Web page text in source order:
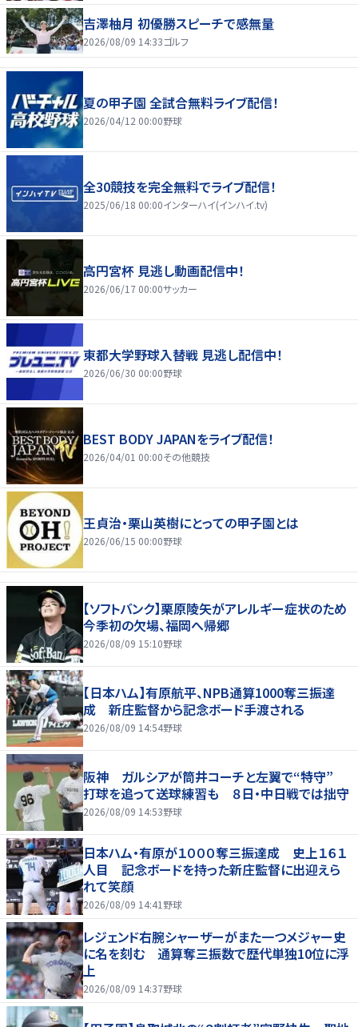
吉澤柚月 初優勝スピーチで感無量
2026/08/09 14:33ゴルフ
夏の甲子園 全試合無料ライブ配信！
2026/04/12 00:00野球
全30競技を完全無料でライブ配信！
2025/06/18 00:00インターハイ(インハイ.tv)
高円宮杯 見逃し動画配信中！
2026/06/17 00:00サッカー
東都大学野球入替戦 見逃し配信中！
2026/06/30 00:00野球
BEST BODY JAPANをライブ配信！
2026/04/01 00:00その他競技
王貞治・栗山英樹にとっての甲子園とは
2026/06/15 00:00野球
【ソフトバンク】栗原陵矢がアレルギー症状のため
今季初の欠場、福岡へ帰郷
2026/08/09 15:10野球
【日本ハム】有原航平、NPB通算1000奪三振達
成 新庄監督から記念ボード手渡される
2026/08/09 14:54野球
阪神 ガルシアが筒井コーチと左翼で“特守”
打球を追って送球練習も ８日・中日戦では拙守
2026/08/09 14:53野球
日本ハム・有原が１０００奪三振達成 史上１６１
人目 記念ボードを持った新庄監督に出迎えら
れて笑顔
2026/08/09 14:41 野球
レジェンド右腕シャーザーがまた一つメジャー史
に名を刻む 通算奪三振数で歴代単独10位に浮
上
2026/08/09 14:37野球